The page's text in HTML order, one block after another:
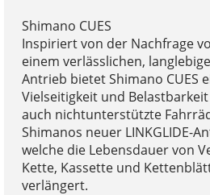
Shimano CUES
Inspiriert von der Nachfrage
einem verlässlichen,
Antrieb bietet Shimano CUES
Vielseitigkeit und
auch nichtunterstützte
Shimanos neuer LINKGLIDE-
welche die Lebensdauer von
Kette, Kassette und
verlängert.